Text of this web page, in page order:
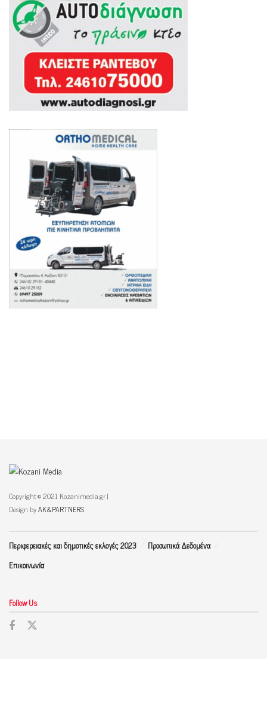
Copyright © 2021 Kozanimedia.gr |
Design byAK&PARTNERS
Περιφερειακές και δημοτικές εκλογές 2023
Προσωπικά Δεδομένα
Επικοινωνία
Follow Us